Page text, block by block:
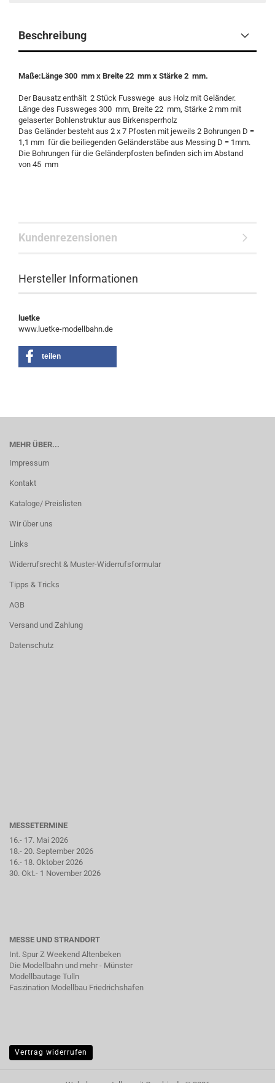
Beschreibung
Maße:Länge 300 mm x Breite 22 mm x Stärke 2 mm.
Der Bausatz enthält 2 Stück Fusswege aus Holz mit Geländer.
Länge des Fussweges 300 mm, Breite 22 mm, Stärke 2 mm mit
gelaserter Bohlenstruktur aus Birkensperrholz
Das Geländer besteht aus 2 x 7 Pfosten mit jeweils 2 Bohrungen D =
1,1 mm für die beiliegenden Geländerstäbe aus Messing D = 1mm.
Die Bohrungen für die Geländerpfosten befinden sich im Abstand
von 45 mm
Kundenrezensionen
Hersteller Informationen
luetke
www.luetke-modellbahn.de
teilen
MEHR ÜBER...
Impressum
Kontakt
Kataloge/ Preislisten
Wir über uns
Links
Widerrufsrecht & Muster-Widerrufsformular
Tipps & Tricks
AGB
Versand und Zahlung
Datenschutz
MESSETERMINE
16.- 17. Mai 2026
18.- 20. September 2026
16.- 18. Oktober 2026
30. Okt.- 1 November 2026
MESSE UND STRANDORT
Int. Spur Z Weekend Altenbeken
Die Modellbahn und mehr - Münster
Modellbautage Tulln
Faszination Modellbau Friedrichshafen
Vertrag widerrufen